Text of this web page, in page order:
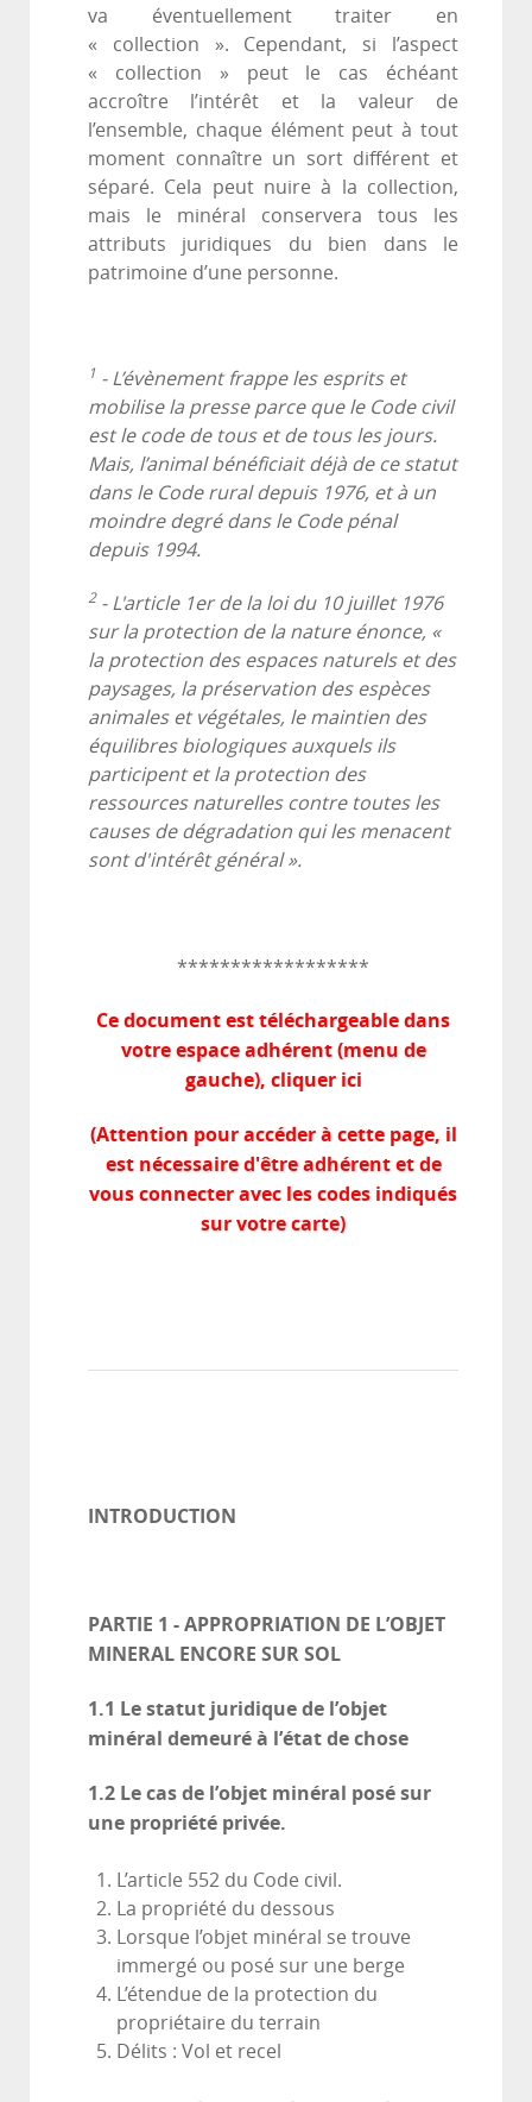
va éventuellement traiter en
« collection ». Cependant, si l’aspect
« collection » peut le cas échéant
accroître l’intérêt et la valeur de
l’ensemble, chaque élément peut à tout
moment connaître un sort différent et
séparé. Cela peut nuire à la collection,
mais le minéral conservera tous les
attributs juridiques du bien dans le
patrimoine d’une personne.
1 - L’évènement frappe les esprits et
mobilise la presse parce que le Code civil
est le code de tous et de tous les jours.
Mais, l’animal bénéficiait déjà de ce statut
dans le Code rural depuis 1976, et à un
moindre degré dans le Code pénal
depuis 1994.
2- L'article 1er de la loi du 10 juillet 1976
sur la protection de la nature énonce, «
la protection des espaces naturels et des
paysages, la préservation des espèces
animales et végétales, le maintien des
équilibres biologiques auxquels ils
participent et la protection des
ressources naturelles contre toutes les
causes de dégradation qui les menacent
sont d'intérêt général ».
******************
Ce document est téléchargeable dans
votre espace adhérent (menu de
gauche), cliquer ici
(Attention pour accéder à cette page, il
est nécessaire d'être adhérent et de
vous connecter avec les codes indiqués
sur votre carte)
INTRODUCTION
PARTIE 1 - APPROPRIATION DE L’OBJET
MINERAL ENCORE SUR SOL
1.1 Le statut juridique de l’objet
minéral demeuré à l’état de chose
1.2 Le cas de l’objet minéral posé sur
une propriété privée.
L’article 552 du Code civil.
La propriété du dessous
Lorsque l’objet minéral se trouve
immergé ou posé sur une berge
L’étendue de la protection du
propriétaire du terrain
Délits : Vol et recel